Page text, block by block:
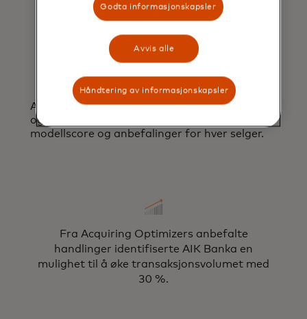
AIK Banka mottok en oppsummeringsrapport
og datafil, inkludert segmentering av selgere,
modellscore og anbefalinger for hver selger.
Fra Acquiring Optimizers anbefalte
handlinger identifiserte AIK Banka en
mulighet til å øke transaksjonsvolumet med
30 %.
Godta informasjonskapsler
Avvis alle
Håndtering av informasjonskapsler